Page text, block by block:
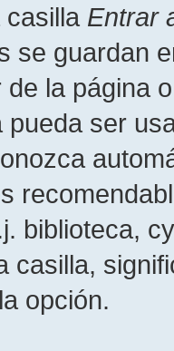
casilla Entrar
se guardan
de la página
pueda ser
biblioteca,
casilla,
opción.